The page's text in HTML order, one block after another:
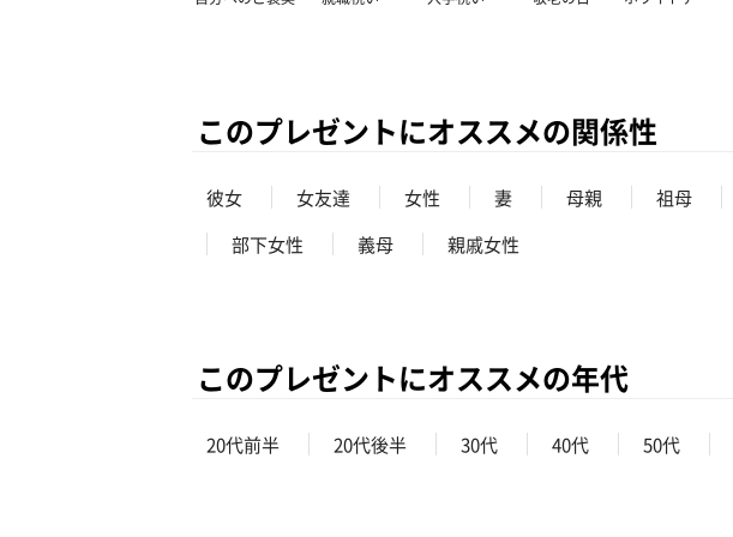
このプレゼントにオススメの関係性
彼女 女友達 女性 妻 母親 祖母
部下女性
義母 親戚女性
このプレゼントにオススメの年代
20代前半 20代後半 30代 40代 50代